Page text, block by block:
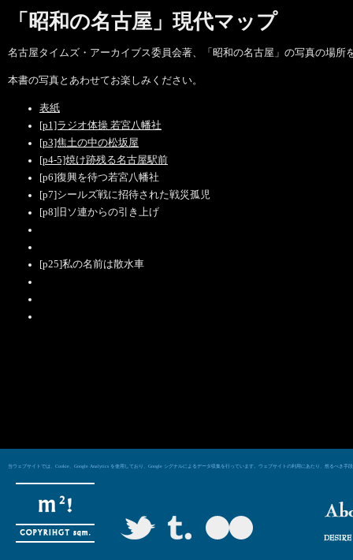
「昭和の名古屋」現代マップ
名古屋タイムズ・アーカイブス委員会著、「昭和の名古屋」の写真の場所
本書の写真とあわせてお楽しみください。
表紙
[p1]ラジオ体操 若宮八幡社
[p3]焦土の中の松坂屋
[p4-5]焼け跡残る名古屋駅前
[p6]復興を待つ若宮八幡社
[p7]シールズ戦に招待された戦災孤児
[p8]旧ソ連からの引き上げ
[p25]私の名前は散水車
当ウェブサイトでは、Cookie、Google Analytics を使用しており、Google シグナルによるデータ収集を行っています。ウェブサイトの利用にあたり、然るべき